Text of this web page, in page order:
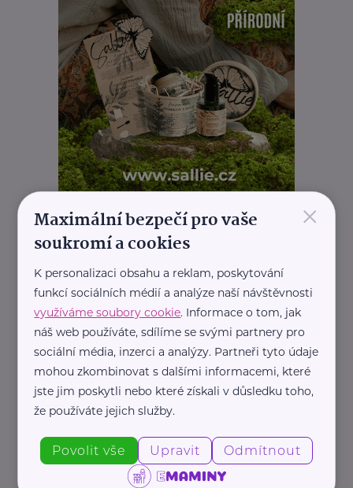
REKLAMA
Související články
Reklama
KOPECKY RealEstate & Partners, s.r.o.
×
Maximální bezpečí pro vaše
soukromí a cookies
K personalizaci obsahu a reklam, poskytování
funkcí sociálních médií a analýze naší návštěvnosti
využíváme soubory cookie. Informace o tom, jak
náš web používáte, sdílíme se svými partnery pro
sociální média, inzerci a analýzy. Partneři tyto údaje
mohou zkombinovat s dalšími informacemi, které
jste jim poskytli nebo které získali v důsledku toho,
že používáte jejich služby.
Povolit vše Upravit Odmítnout